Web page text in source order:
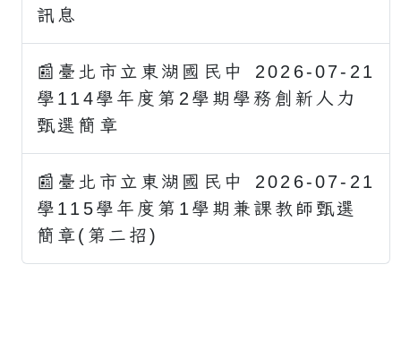
訊息
2026-07-21
📰臺北市立東湖國民中
學114學年度第2學期學務創新人力
甄選簡章
2026-07-21
📰臺北市立東湖國民中
學115學年度第1學期兼課教師甄選
簡章(第二招)